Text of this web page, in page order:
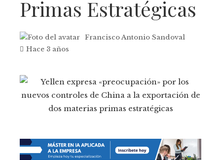
Primas Estratégicas
Francisco Antonio Sandoval
Hace 3 años